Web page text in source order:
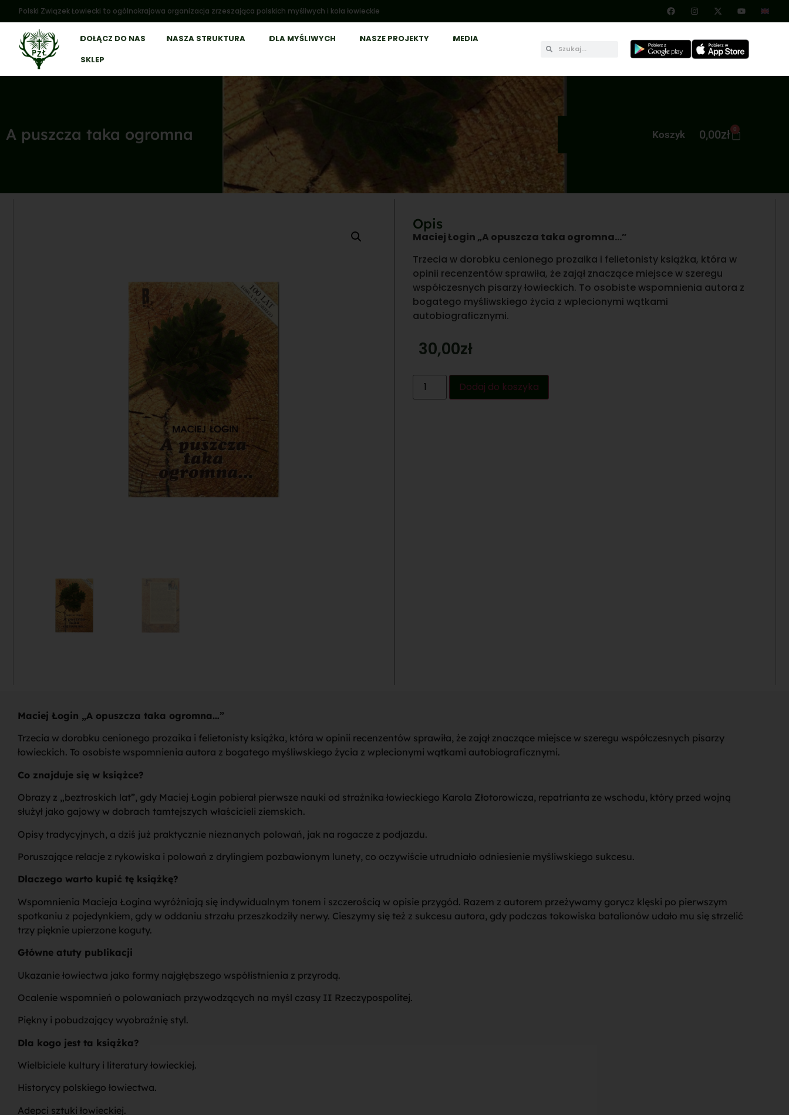
Polski Związek Łowiecki to ogólnokrajowa organizacja zrzeszająca polskich myśliwych i koła łowieckie
DOŁĄCZ DO NAS NASZA STRUKTURA DLA MYŚLIWYCH NASZE PROJEKTY
MEDIA
SKLEP
A puszcza taka ogromna Koszyk 0,00zł 0
Opis
Maciej Łogin „A opuszcza taka ogromna…”
Trzecia w dorobku cenionego prozaika i felietonisty książka, która w
opinii recenzentów sprawiła, że zajął znaczące miejsce w szeregu
współczesnych pisarzy łowieckich. To osobiste wspomnienia autora z
bogatego myśliwskiego życia z wplecionymi wątkami
autobiograficznymi.
30,00zł
Dodaj do koszyka
Maciej Łogin „A opuszcza taka ogromna…”
Trzecia w dorobku cenionego prozaika i felietonisty książka, która w opinii recenzentów sprawiła, że zajął znaczące miejsce w szeregu współczesnych pisarzy
łowieckich. To osobiste wspomnienia autora z bogatego myśliwskiego życia z wplecionymi wątkami autobiograficznymi.
Co znajduje się w książce?
Obrazy z „beztroskich lat”, gdy Maciej Łogin pobierał pierwsze nauki od strażnika łowieckiego Karola Złotorowicza, repatrianta ze wschodu, który przed wojną
służył jako gajowy w dobrach tamtejszych właścicieli ziemskich.
Opisy tradycyjnych, a dziś już praktycznie nieznanych polowań, jak na rogacze z podjazdu.
Poruszające relacje z rykowiska i polowań z drylingiem pozbawionym lunety, co oczywiście utrudniało odniesienie myśliwskiego sukcesu.
Dlaczego warto kupić tę książkę?
Wspomnienia Macieja Łogina wyróżniają się indywidualnym tonem i szczerością w opisie przygód. Razem z autorem przeżywamy gorycz klęski po pierwszym
spotkaniu z pojedynkiem, gdy w oddaniu strzału przeszkodziły nerwy. Cieszymy się też z sukcesu autora, gdy podczas tokowiska batalionów udało mu się strzelić
trzy pięknie upierzone koguty.
Główne atuty publikacji
Ukazanie łowiectwa jako formy najgłębszego współistnienia z przyrodą.
Ocalenie wspomnień o polowaniach przywodzących na myśl czasy II Rzeczypospolitej.
Piękny i pobudzający wyobraźnię styl.
Dla kogo jest ta książka?
Wielbiciele kultury i literatury łowieckiej.
Historycy polskiego łowiectwa.
Adepci sztuki łowieckiej.